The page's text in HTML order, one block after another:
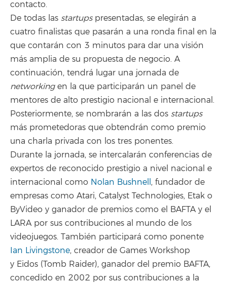
contacto.
De todas las startupspresentadas, se elegirán a
cuatro finalistas que pasarán a una ronda final en la
que contarán con 3 minutos para dar una visión
más amplia de su propuesta de negocio. A
continuación, tendrá lugar una jornada de
networkingen la que participarán un panel de
mentores de alto prestigio nacional e internacional.
Posteriormente, se nombrarán a las dos startups
más prometedoras que obtendrán como premio
una charla privada con los tres ponentes.
Durante la jornada, se intercalarán conferencias de
expertos de reconocido prestigio a nivel nacional e
internacional como Nolan Bushnell, fundador de
empresas como Atari, Catalyst Technologies, Etak o
ByVideo y ganador de premios como el BAFTA y el
LARA por sus contribuciones al mundo de los
videojuegos. También participará como ponente
Ian Livingstone, creador de Games Workshop
y Eidos (Tomb Raider), ganador del premio BAFTA,
concedido en 2002 por sus contribuciones a la